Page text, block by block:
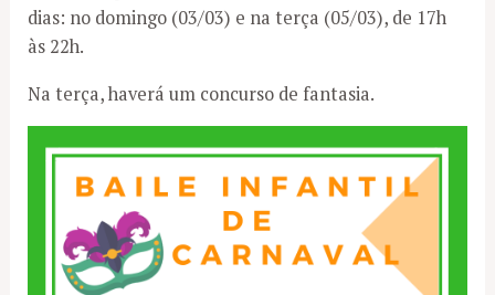
dias: no domingo (03/03) e na terça (05/03), de 17h
às 22h.
Na terça, haverá um concurso de fantasia.